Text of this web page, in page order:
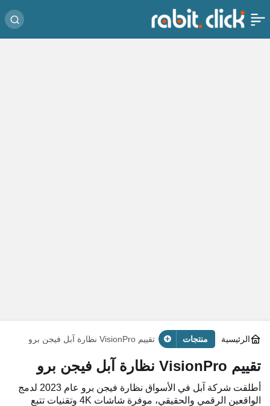
الرئيسية منتجات تقييم VisionPro نظارة آبل فيجن برو
تقييم VisionPro نظارة آبل فيجن برو
أطلقت شركة آبل في الأسواق نظارة فيجن برو عام 2023 لدمج
الواقعين الرقمي والحقيقي، موفرة شاشات 4K وتقنيات تتبع